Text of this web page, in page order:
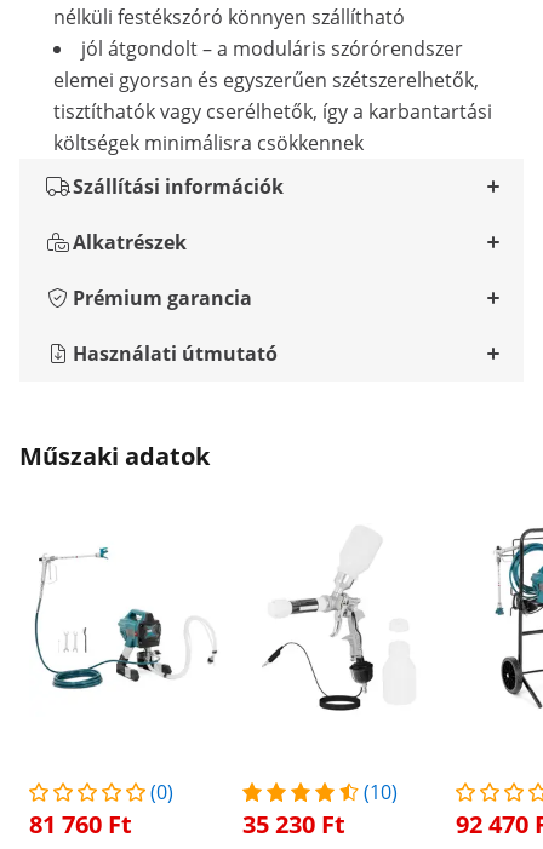
nélküli festékszóró könnyen szállítható
jól átgondolt – a moduláris szórórendszer
elemei gyorsan és egyszerűen szétszerelhetők,
tisztíthatók vagy cserélhetők, így a karbantartási
költségek minimálisra csökkennek
Szállítási információk
Alkatrészek
Prémium garancia
Használati útmutató
Műszaki adatok
(0)
81 760 Ft
(10)
35 230 Ft 92 470